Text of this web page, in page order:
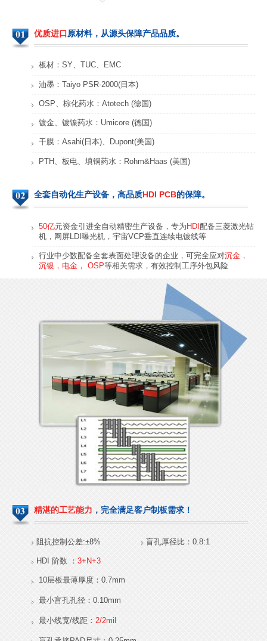
摄像头PCB 安防对讲机HDI
POS机SAM板
P1.923显示屏HDI P1.9显示屏HDI
LED软硬结合板 军用航拍软硬结合板
优质进口原材料，从源头保障产品品质。
板材：SY、TUC、EMC
油墨：Taiyo PSR-2000(日本)
OSP、棕化药水：Atotech (德国)
镀金、镀镍药水：Umicore (德国)
干膜：Asahi(日本)、Dupont(美国)
PTH、板电、填铜药水：Rohm&Haas (美国)
全套自动化生产设备，高品质HDI PCB的保障。
50亿元资金引进全自动精密生产设备，专为 HDI 配备三菱激光钻
机，网屏LDI曝光机，宇宙VCP垂直连续电镀线等
行业中少数配备全套表面处理设备的企业，可完全应对沉金，
沉银，电金， OSP等相关需求，有效控制工序外包风险
精湛的工艺能力 ，完全满足客户制板需求！
阻抗控制公差:±8% 盲孔厚径比：0.8:1
HDI 阶数 ：3+N+3
10层板最薄厚度：0.7mm
最小盲孔孔径：0.10mm
最小线宽/线距： 2/2mil